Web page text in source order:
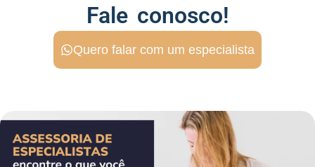
Fale conosco!
Quero falar com um especialista